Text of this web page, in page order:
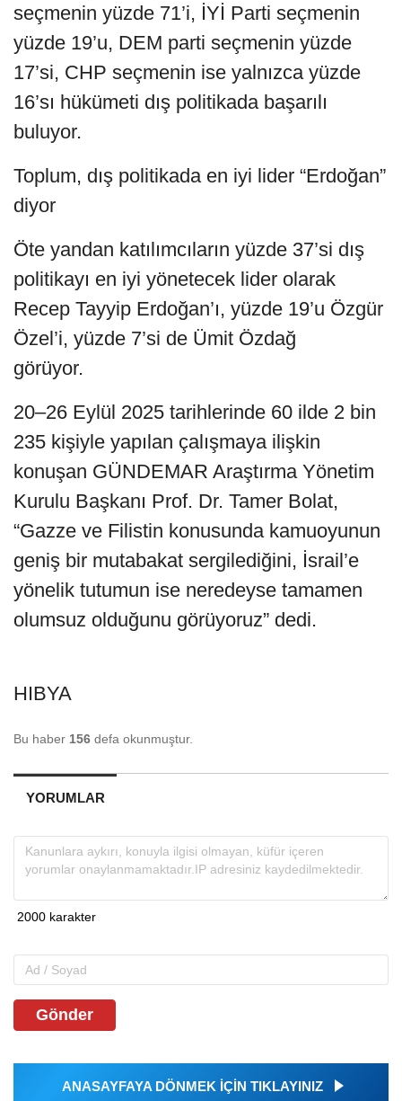
seçmenin yüzde 71’i, İYİ Parti seçmenin
yüzde 19’u, DEM parti seçmenin yüzde
17’si, CHP seçmenin ise yalnızca yüzde
16’sı hükümeti dış politikada başarılı
buluyor.
Toplum, dış politikada en iyi lider “Erdoğan”
diyor
Öte yandan katılımcıların yüzde 37’si dış
politikayı en iyi yönetecek lider olarak
Recep Tayyip Erdoğan’ı, yüzde 19’u Özgür
Özel’i, yüzde 7’si de Ümit Özdağ
görüyor.
20–26 Eylül 2025 tarihlerinde 60 ilde 2 bin
235 kişiyle yapılan çalışmaya ilişkin
konuşan GÜNDEMAR Araştırma Yönetim
Kurulu Başkanı Prof. Dr. Tamer Bolat,
“Gazze ve Filistin konusunda kamuoyunun
geniş bir mutabakat sergilediğini, İsrail’e
yönelik tutumun ise neredeyse tamamen
olumsuz olduğunu görüyoruz” dedi.
HIBYA
Bu haber 156 defa okunmuştur.
YORUMLAR
Gönder
ANASAYFAYA DÖNMEK İÇİN TIKLAYINIZ